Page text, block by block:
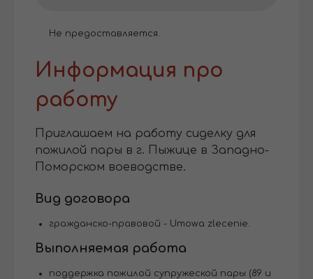
Не предоставляется.
Информация про
работу
Приглашаем на работу сиделку для
пожилой пары в г. Пыжице в Западно-
Поморском воеводстве.
Вид договора
гражданско-правовой - Umowa zlecenie.
Выполняемая работа
поддержка пожилой супружеской пары (89 и